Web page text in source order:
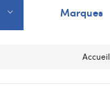
Marques
Accueil